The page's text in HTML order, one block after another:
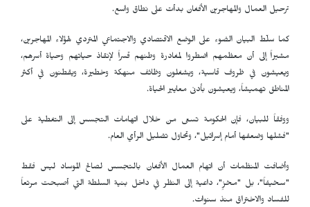
ترحيل العمال والمهاجرين الأفغان بدأت على نطاق واسع.
كما سلّط البيان الضوء على الوضع الاقتصادي والاجتماعي المتردي لهؤلاء المهاجرين،
مشيراً إلى أن معظمهم اضطروا لمغادرة وطنهم قسراً لإنقاذ حياتهم وحياة أسرهم،
ويعيشون في ظروف قاسية، ويشغلون وظائف منهكة وخطيرة، ويقطنون في أكثر
المناطق تهميشاً، ويعيشون بأدنى معايير الحياة.
ووفقاً للبيان، فإن الحكومة تسعى من خلال اتهامات التجسس إلى التغطية على
"فشلها وضعفها أمام إسرائيل"، وتحاول تضليل الرأي العام.
وأضافت المنظمات أن اتهام العمال الأفغان بالتجسس لصالح الموساد ليس فقط
"سخيفاً"، بل "مخزٍ"، داعية إلى النظر في داخل بنية السلطة التي أصبحت مرتعاً
للفساد والاختراق منذ سنوات.